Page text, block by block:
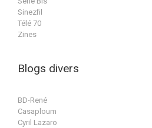
Sinezfil
Télé 70
Zines
Blogs divers
BD-René
Casaploum
Cyril Lazaro